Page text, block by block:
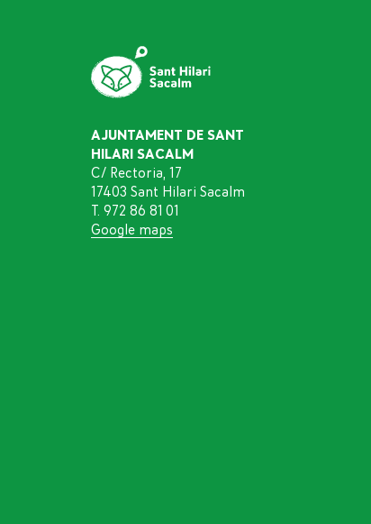
AJUNTAMENT DE SANT
HILARI SACALM
C/ Rectoria, 17
17403 Sant Hilari Sacalm
T. 972 86 81 01
Google maps